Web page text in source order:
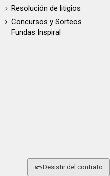
Resolución de litigios
Concursos y Sorteos
Fundas Inspiral
Desistir del contrato